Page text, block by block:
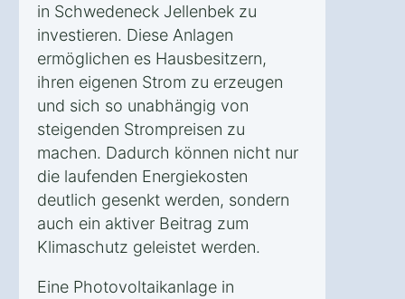
in Schwedeneck Jellenbek zu
investieren. Diese Anlagen
ermöglichen es Hausbesitzern,
ihren eigenen Strom zu erzeugen
und sich so unabhängig von
steigenden Strompreisen zu
machen. Dadurch können nicht nur
die laufenden Energiekosten
deutlich gesenkt werden, sondern
auch ein aktiver Beitrag zum
Klimaschutz geleistet werden.
Eine Photovoltaikanlage in